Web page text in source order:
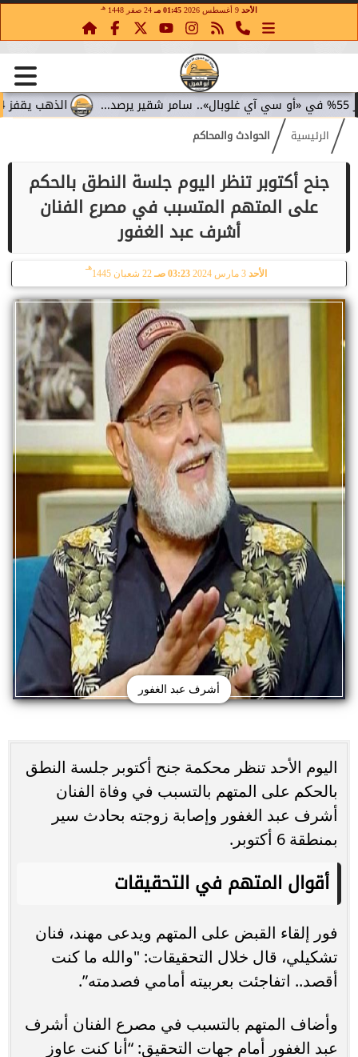
الأحد 01:45 مـ 24 صفر 1448 هـ
الذهب يقفز 4.4% مع تراجع عوائد السندات.. سامر شقير يقرأ تحولات الاستثمار...
الرئيسية الحوادث والمحاكم
جنح أكتوبر تنظر اليوم جلسة النطق بالحكم
على المتهم المتسبب في مصرع الفنان
أشرف عبد الغفور
الأحد 3 مارس 2024 03:23 صـ 22 شعبان 1445
هـ
أشرف عبد الغفور
اليوم الأحد تنظر محكمة جنح أكتوبر جلسة النطق
بالحكم على المتهم بالتسبب في وفاة الفنان
أشرف عبد الغفور وإصابة زوجته بحادث سير
بمنطقة 6 أكتوبر.
أقوال المتهم في التحقيقات
فور إلقاء القبض على المتهم ويدعى مهند، فنان
تشكيلي، قال خلال التحقيقات: "والله ما كنت
أقصد.. اتفاجئت بعربيته أمامي فصدمته”.
وأضاف المتهم بالتسبب في مصرع الفنان أشرف
عبد الغفور أمام جهات التحقيق: “أنا كنت عاوز